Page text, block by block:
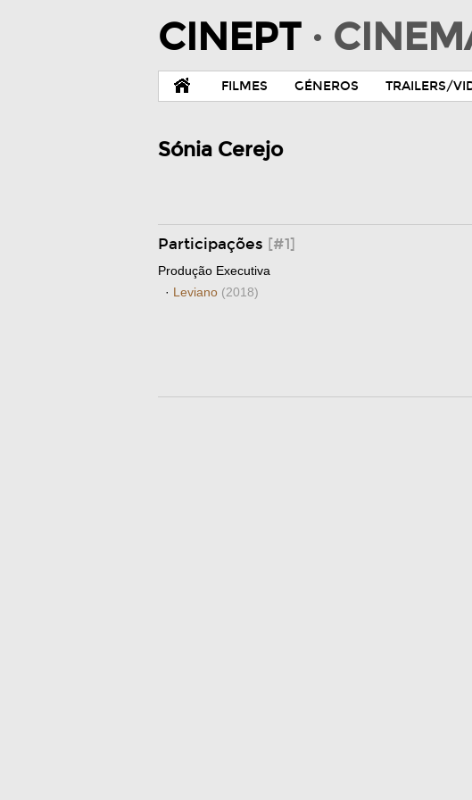
CINEPT ·
FILMES GÉNEROS TRAILERS/
Sónia Cerejo
Participações [#1]
Produção Executiva
· Leviano (2018)